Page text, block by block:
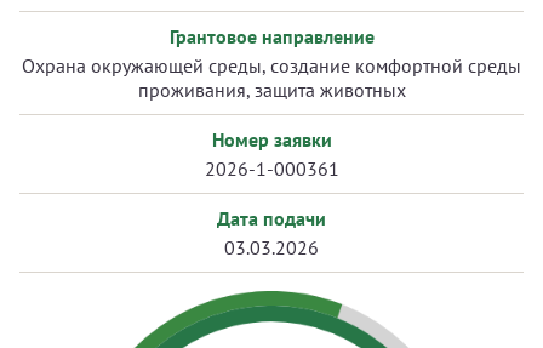
Грантовое направление
Охрана окружающей среды, создание комфортной среды
проживания, защита животных
Номер заявки
2026-1-000361
Дата подачи
03.03.2026